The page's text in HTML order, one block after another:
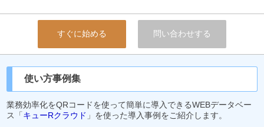
すぐに始める 問い合わせする
使い方事例集
業務効率化をQRコードを使って簡単に導入できるWEBデータベー
ス「キューRクラウド 」を使った導入事例をご紹介します。